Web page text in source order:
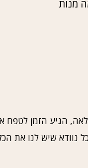
מנות
הגיע הזמן לטפח
נוודא שיש לנו את